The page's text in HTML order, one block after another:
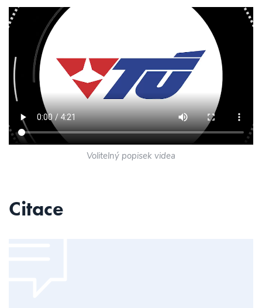
Volitelný popisek videa
Citace